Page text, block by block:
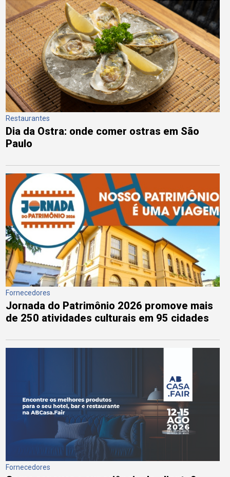
Restaurantes
Dia da Ostra: onde comer ostras em São
Paulo
Fornecedores
Jornada do Patrimônio 2026 promove mais
de 250 atividades culturais em 95 cidades
Fornecedores